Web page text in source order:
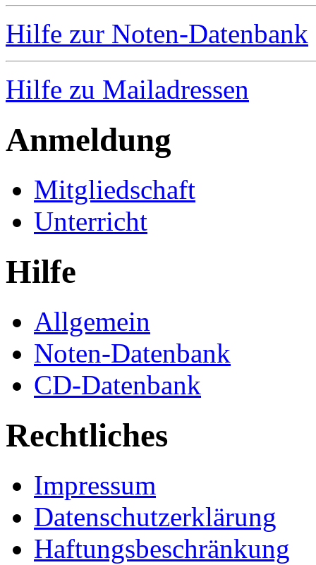
Hilfe zur Noten-Datenbank
Hilfe zu Mailadressen
Anmeldung
Mitgliedschaft
Unterricht
Hilfe
Allgemein
Noten-Datenbank
CD-Datenbank
Rechtliches
Impressum
Datenschutzerklärung
Haftungsbeschränkung